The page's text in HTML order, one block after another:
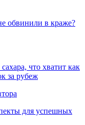
обвинили в краже?
что хватит как
за рубеж
для успешных